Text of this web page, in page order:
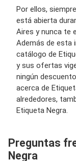
Por ellos,
está abierta
Aires y nunca te
Además de esta
catálogo de
y sus ofertas
ningún
acerca de
alrededores,
Etiqueta Negra.
Preguntas
Negra